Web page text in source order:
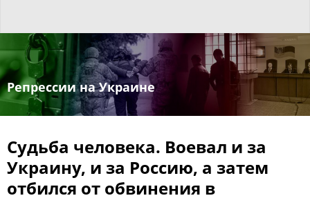
Репрессии на Украине
Судьба человека. Воевал и за
Украину, и за Россию, а затем
отбился от обвинения в